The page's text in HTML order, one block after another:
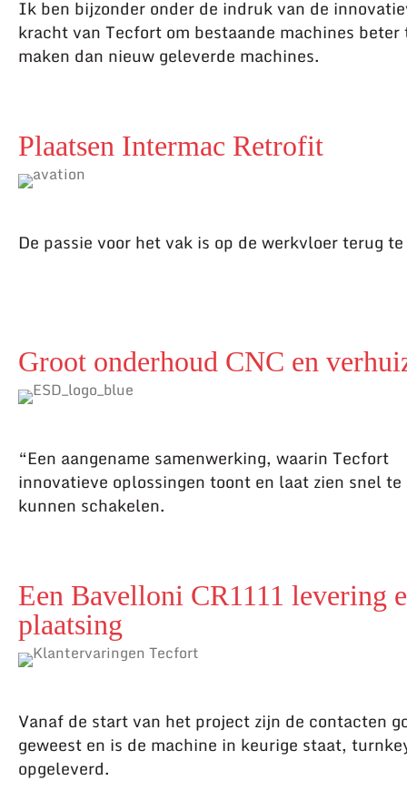
Ik ben bijzonder onder de indruk van de
kracht van Tecfort om bestaande machines beter
maken dan nieuw geleverde machines.
Plaatsen Intermac Retrofit
De passie voor het vak is op de werkvloer terug
Groot onderhoud CNC en
“Een aangename samenwerking, waarin Tecfort
innovatieve oplossingen toont en laat zien snel te
kunnen schakelen.
Een Bavelloni CR1111 levering
plaatsing
Vanaf de start van het project zijn de contacten
geweest en is de machine in keurige staat,
opgeleverd.